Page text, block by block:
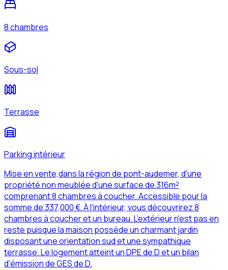
8 chambres
Sous-sol
Terrasse
Parking intérieur
Mise en vente,dans la région de pont-audemer, d'une
propriété non meublée d'une surface de 316m²
comprenant 8 chambres à coucher. Accessible pour la
somme de 337,000 €. À l'intérieur, vous découvrirez 8
chambres à coucher et un bureau. L'extérieur n'est pas en
reste puisque la maison possède un charmant jardin
disposant une orientation sud et une sympathique
terrasse. Le logement atteint un DPE de D et un bilan
d'émission de GES de D.